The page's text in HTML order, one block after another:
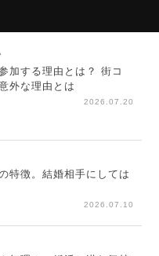
加する理由とは？ 街コ
外な理由とは
2026.07.20
特徴。結婚相手にしては
2026.07.10